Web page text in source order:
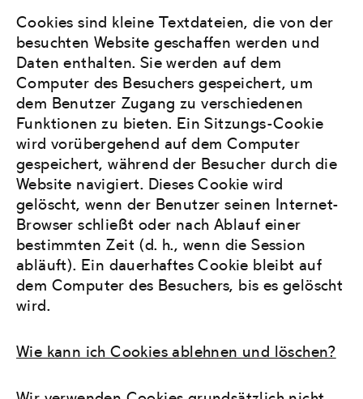
Cookies sind kleine Textdateien, die von der
besuchten Website geschaffen werden und
Daten enthalten. Sie werden auf dem
Computer des Besuchers gespeichert, um
dem Benutzer Zugang zu verschiedenen
Funktionen zu bieten. Ein Sitzungs-Cookie
wird vorübergehend auf dem Computer
gespeichert, während der Besucher durch die
Website navigiert. Dieses Cookie wird
gelöscht, wenn der Benutzer seinen Internet-
Browser schließt oder nach Ablauf einer
bestimmten Zeit (d. h., wenn die Session
abläuft). Ein dauerhaftes Cookie bleibt auf
dem Computer des Besuchers, bis es gelöscht
wird.
Wie kann ich Cookies ablehnen und löschen?